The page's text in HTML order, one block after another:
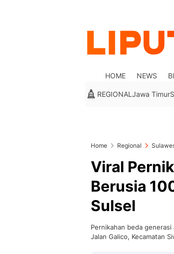
HOME NEWS
REGIONAL Jawa Timur
Home Regional
Viral
Berusia
Sulsel
Pernikahan beda
Jalan Galico, Kecamatan